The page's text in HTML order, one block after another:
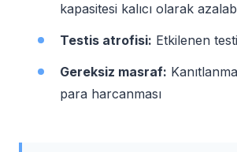
kapasitesi kalıcı olarak
Testis atrofisi: Etkilenen
Gereksiz masraf:
para harcanması